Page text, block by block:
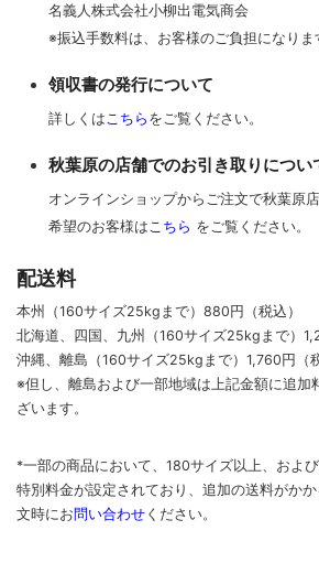
名義人株式会社小柳出電気商会
※振込手数料は、お客様のご負担になりま
領収書の発行について
詳しくはこちら をご覧ください。
秋葉原の店舗でのお引き取りについ
オンラインショップからご注文で秋葉原
希望のお客様はこちら をご覧ください。
配送料
本州（160サイズ25kgまで）880円（税込）
北海道、四国、九州
（160サイズ25kgまで）
沖縄、離島 （160サイズ25kgまで） 1,760円（
※但し、離島および一部地域は上記金額に追加
ざいます。
*一部の商品において、180サイズ以上、およ
特別料金が設定されており、追加の送料がかか
文時にお問い合わせ ください。